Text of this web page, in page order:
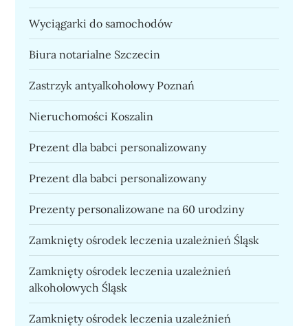
Wyciągarki do samochodów
Biura notarialne Szczecin
Zastrzyk antyalkoholowy Poznań
Nieruchomości Koszalin
Prezent dla babci personalizowany
Prezent dla babci personalizowany
Prezenty personalizowane na 60 urodziny
Zamknięty ośrodek leczenia uzależnień Śląsk
Zamknięty ośrodek leczenia uzależnień
alkoholowych Śląsk
Zamknięty ośrodek leczenia uzależnień